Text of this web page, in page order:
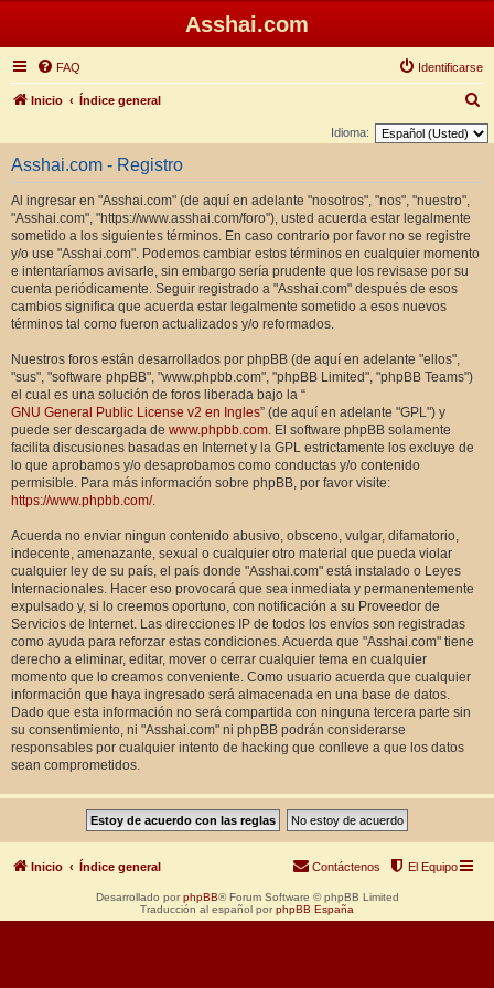
Asshai.com
FAQ Identificarse
Inicio Índice general
u
Idioma:
Asshai.com - Registro
Al ingresar en "Asshai.com" (de aquí en adelante "nosotros", "nos", "nuestro",
"Asshai.com", "https://www.asshai.com/foro"), usted acuerda estar legalmente
sometido a los siguientes términos. En caso contrario por favor no se registre
y/o use "Asshai.com". Podemos cambiar estos términos en cualquier momento
e intentaríamos avisarle, sin embargo sería prudente que los revisase por su
cuenta periódicamente. Seguir registrado a "Asshai.com" después de esos
cambios significa que acuerda estar legalmente sometido a esos nuevos
términos tal como fueron actualizados y/o reformados.
Nuestros foros están desarrollados por phpBB (de aquí en adelante "ellos",
"sus", "software phpBB", "www.phpbb.com", "phpBB Limited", "phpBB Teams")
el cual es una solución de foros liberada bajo la “
GNU General Public License v2 en Ingles” (de aquí en adelante "GPL") y
puede ser descargada de www.phpbb.com. El software phpBB solamente
facilita discusiones basadas en Internet y la GPL estrictamente los excluye de
lo que aprobamos y/o desaprobamos como conductas y/o contenido
permisible. Para más información sobre phpBB, por favor visite:
https://www.phpbb.com/.
Acuerda no enviar ningun contenido abusivo, obsceno, vulgar, difamatorio,
indecente, amenazante, sexual o cualquier otro material que pueda violar
cualquier ley de su país, el país donde "Asshai.com" está instalado o Leyes
Internacionales. Hacer eso provocará que sea inmediata y permanentemente
expulsado y, si lo creemos oportuno, con notificación a su Proveedor de
Servicios de Internet. Las direcciones IP de todos los envíos son registradas
como ayuda para reforzar estas condiciones. Acuerda que "Asshai.com" tiene
derecho a eliminar, editar, mover o cerrar cualquier tema en cualquier
momento que lo creamos conveniente. Como usuario acuerda que cualquier
información que haya ingresado será almacenada en una base de datos.
Dado que esta información no será compartida con ninguna tercera parte sin
su consentimiento, ni "Asshai.com" ni phpBB podrán considerarse
responsables por cualquier intento de hacking que conlleve a que los datos
sean comprometidos.
Inicio Índice general El Equipo
Contáctenos
Desarrollado por phpBB® Forum Software © phpBB Limited
Traducción al español por phpBB España